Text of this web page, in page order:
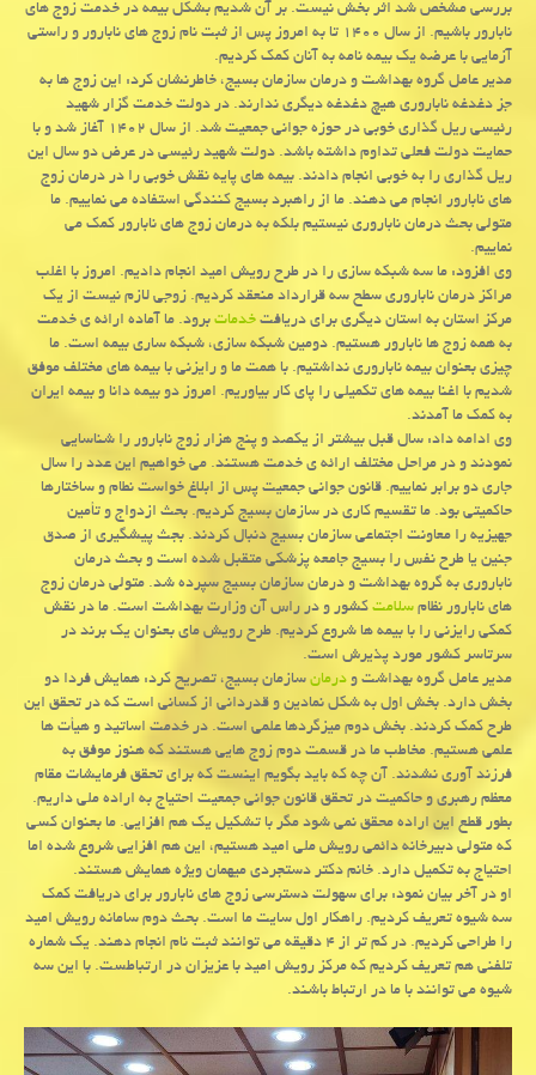
بررسی مشخص شد اثر بخش نیست. بر آن شدیم بشکل بیمه در خدمت زوج های
نابارور باشیم. از سال ۱۴۰۰ تا به امروز پس از ثبت نام زوج های نابارور و راستی
آزمایی با عرضه یک بیمه نامه به آنان کمک کردیم.
مدیر عامل گروه بهداشت و درمان سازمان بسیج، خاطرنشان کرد: این زوج ها به
جز دغدغه ناباروری هیچ دغدغه دیگری ندارند. در دولت خدمت گزار شهید
رئیسی ریل گذاری خوبی در حوزه جوانی جمعیت شد. از سال ۱۴۰۲ آغاز شد و با
حمایت دولت فعلی تداوم داشته باشد. دولت شهید رئیسی در عرض دو سال این
ریل گذاری را به خوبی انجام دادند. بیمه های پایه نقش خوبی را در درمان زوج
های نابارور انجام می دهند. ما از راهبرد بسیج کنندگی استفاده می نماییم. ما
متولی بحث درمان ناباروری نیستیم بلکه به درمان زوج های نابارور کمک می
نماییم.
وی افزود: ما سه شبکه سازی را در طرح رویش امید انجام دادیم. امروز با اغلب
مراکز درمان ناباروری سطح سه قرارداد منعقد کردیم. زوجی لازم نیست از یک
مرکز استان به استان دیگری برای دریافتخدماتبرود. ما آماده ارائه ی خدمت
به همه زوج ها نابارور هستیم. دومین شبکه سازی، شبکه ساری بیمه است. ما
چیزی بعنوان بیمه ناباروری نداشتیم. با همت ما و رایزنی با بیمه های مختلف موفق
شدیم با اغنا بیمه های تکمیلی را پای کار بیاوریم. امروز دو بیمه دانا و بیمه ایران
به کمک ما آمدند.
وی ادامه داد: سال قبل بیشتر از یکصد و پنج هزار زوج نابارور را شناسایی
نمودند و در مراحل مختلف ارائه ی خدمت هستند. می خواهیم این عدد را سال
جاری دو برابر نماییم. قانون جوانی جمعیت پس از ابلاغ خواست نطام و ساختارها
حاکمیتی بود. ما تقسیم کاری در سازمان بسیج کردیم. بحث ازدواج و تأمین
جهیزیه را معاونت اجتماعی سازمان بسیج دنبال کردند. بجث پیشگیری از صدق
جنین یا طرح نفس را بسیج جامعه پزشکی متقبل شده است و بحث درمان
ناباروری به گروه بهداشت و درمان سازمان بسیج سپرده شد. متولی درمان زوج
های نابارور نظامسلامتکشور و در راس آن وزارت بهداشت است. ما در نقش
کمکی رایزنی را با بیمه ها شروع کردیم. طرح رویش مای بعنوان یک برند در
سرتاسر کشور مورد پذیرش است.
مدیر عامل گروه بهداشت ودرمانسازمان بسیج، تصریح کرد: همایش فردا دو
بخش دارد. بخش اول به شکل نمادین و قدردانی از کسانی است که در تحقق این
طرح کمک کردند. بخش دوم میزگردها علمی است. در خدمت اساتید و هیأت ها
علمی هستیم. مخاطب ما در قسمت دوم زوج هایی هستند که هنوز موفق به
فرزند آوری نشدند. آن چه که باید بگویم اینست که برای تحقق فرمایشات مقام
معظم رهبری و حاکمیت در تحقق قانون جوانی جمعیت احتیاج به اراده ملی داریم.
بطور قطع این اراده محقق نمی شود مگر با تشکیل یک هم افزایی. ما بعنوان کسی
که متولی دبیرخانه دائمی رویش ملی امید هستیم، این هم افزایی شروع شده اما
احتیاج به تکمیل دارد. خانم دکتر دستجردی میهمان ویژه همایش هستند.
او در آخر بیان نمود: برای سهولت دسترسی زوج های نابارور برای دریافت کمک
سه شیوه تعریف کردیم. راهکار اول سایت ما است. بحث دوم سامانه رویش امید
را طراحی کردیم. در کم تر از ۴ دقیقه می توانند ثبت نام انجام دهند. یک شماره
تلفنی هم تعریف کردیم که مرکز رویش امید با عزیزان در ارتباطست. با این سه
شیوه می توانند با ما در ارتباط باشند.